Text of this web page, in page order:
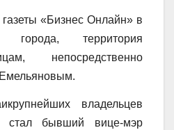
«Бизнес Онлайн» в
города, территория
непосредственно
владельцев
стал бывший вице-мэр